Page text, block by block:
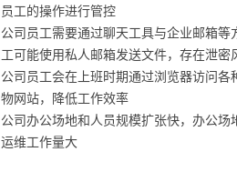
员工的操作进行管控
公司员工需要通过聊天工具与企业邮箱
工可能使用私人邮箱发送文件，存在泄密
公司员工会在上班时期通过浏览器访问
物网站，降低工作效率
公司办公场地和人员规模扩张快，办公
运维工作量大